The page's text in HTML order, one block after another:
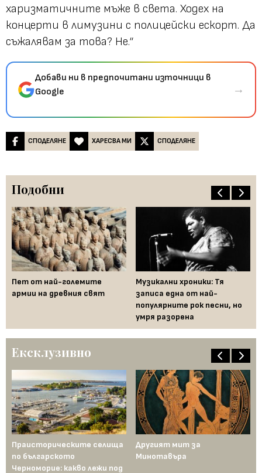
харизматичните мъже в света. Ходех на
концерти в лимузини с полицейски ескорт. Да
съжалявам за това? Не.“
Добави ни в предпочитани източници в
Google
→
СПОДЕЛЯНЕ ХАРЕСВА МИ СПОДЕЛЯНЕ
Подобни
Пет от най-големите
армии на древния свят
Музикални хроники: Тя
записа една от най-
популярните рок песни, но
умря разорена
Ексклузивно
Праисторическите селища
по българското
Черноморие: какво лежи под
Другият мит за
Минотавъра